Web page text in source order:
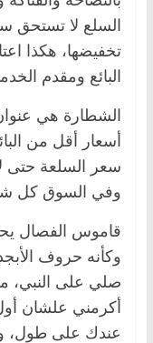
السلع لا تستحق
تخفيضها، هكذا
البائع ومقدم
الشطارة هي
أسعار أقل من
سعر السلعة حتى
وفي السوق كل
قاموس الفصال
وكأنه حروف
صلي على النبي،
أكرمني علشان
عندك على طول،